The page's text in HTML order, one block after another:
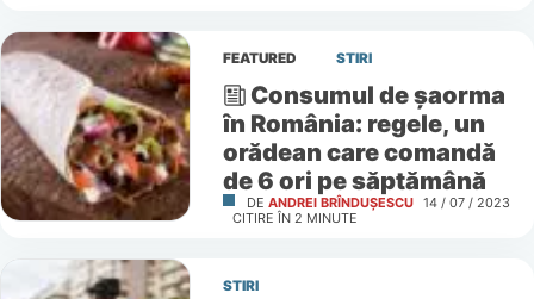
FEATURED STIRI
Consumul de șaorma
în România: regele, un
orădean care comandă
de 6 ori pe săptămână
DE ANDREI BRÎNDUȘESCU 14 / 07 / 2023
CITIRE ÎN 2 MINUTE
STIRI